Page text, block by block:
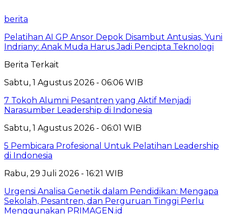
berita
Pelatihan AI GP Ansor Depok Disambut Antusias, Yuni
Indriany: Anak Muda Harus Jadi Pencipta Teknologi
Berita Terkait
Sabtu, 1 Agustus 2026 - 06:06 WIB
7 Tokoh Alumni Pesantren yang Aktif Menjadi
Narasumber Leadership di Indonesia
Sabtu, 1 Agustus 2026 - 06:01 WIB
5 Pembicara Profesional Untuk Pelatihan Leadership
di Indonesia
Rabu, 29 Juli 2026 - 16:21 WIB
Urgensi Analisa Genetik dalam Pendidikan: Mengapa
Sekolah, Pesantren, dan Perguruan Tinggi Perlu
Menggunakan PRIMAGEN.id